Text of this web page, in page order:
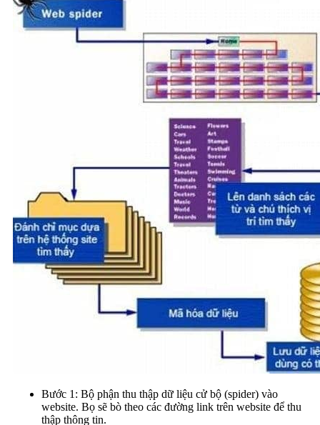
Bước 1: Bộ phận thu thập dữ liệu cử bộ (spider) vào
website. Bọ sẽ bò theo các đường link trên website để thu
thập thông tin.